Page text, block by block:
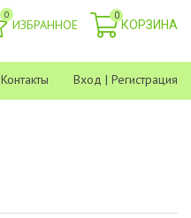
0
ИЗБРАННОЕ
0
КОРЗИНА
Контакты Вход | Регистрация